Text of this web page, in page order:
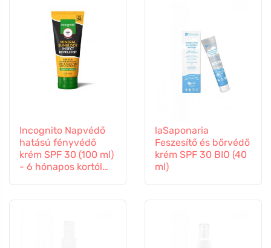
Incognito Napvédő
hatású fényvédő
krém SPF 30 (100 ml)
- 6 hónapos kortól
laSaponaria
Feszesítő és bőrvédő
krém SPF 30 BIO (40
ml)